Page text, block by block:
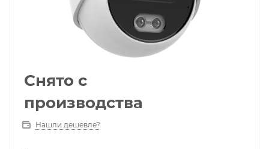
Снято с
производства
Нашли дешевле?